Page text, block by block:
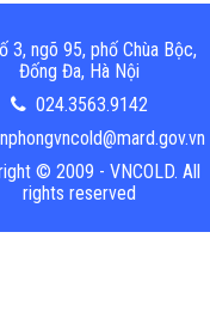
ngõ 95, phố Chùa Bộc,
Đống Đa, Hà Nội
024.3563.9142
© 2009 - VNCOLD. All
rights reserved